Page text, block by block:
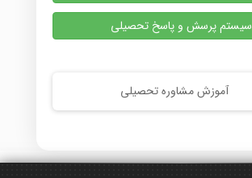
سیستم پرسش و پاسخ تحصیلی